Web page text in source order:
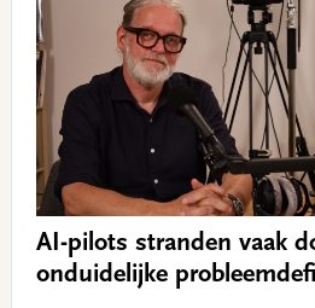
AI-pilots stranden vaak
onduidelijke